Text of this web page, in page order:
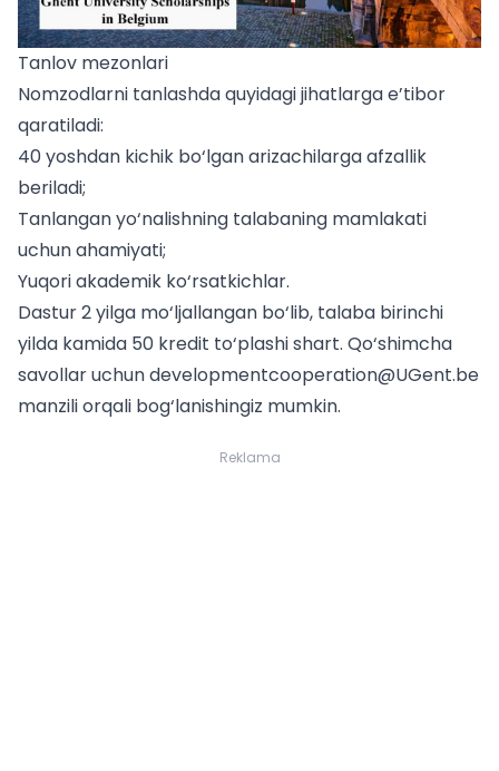
Tanlov mezonlari
Nomzodlarni tanlashda quyidagi jihatlarga e’tibor
qaratiladi:
40 yoshdan kichik bo‘lgan arizachilarga afzallik
beriladi;
Tanlangan yo‘nalishning talabaning mamlakati
uchun ahamiyati;
Yuqori akademik ko‘rsatkichlar.
Dastur 2 yilga mo‘ljallangan bo‘lib, talaba birinchi
yilda kamida 50 kredit to‘plashi shart. Qo‘shimcha
savollar uchundevelopmentcooperation@UGent.be
manzili orqali bog‘lanishingiz mumkin.
Reklama